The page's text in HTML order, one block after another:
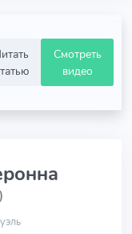
Смотреть
видео